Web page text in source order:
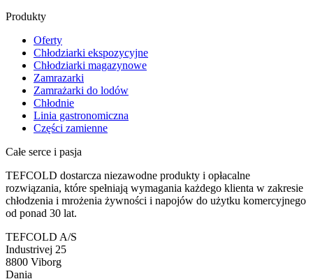
Produkty
Oferty
Chłodziarki ekspozycyjne
Chłodziarki magazynowe
Zamrazarki
Zamrażarki do lodów
Chłodnie
Linia gastronomiczna
Części zamienne
Całe serce i pasja
TEFCOLD dostarcza niezawodne produkty i opłacalne
rozwiązania, które spełniają wymagania każdego klienta w zakresie
chłodzenia i mrożenia żywności i napojów do użytku komercyjnego
od ponad 30 lat.
TEFCOLD A/S
Industrivej 25
8800 Viborg
Dania